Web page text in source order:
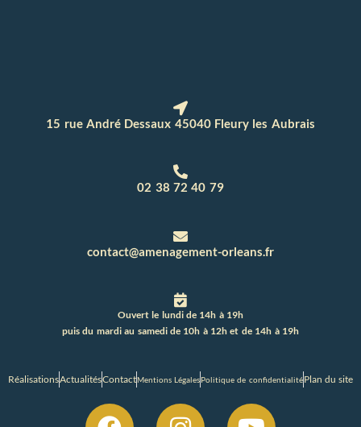
15 rue André Dessaux 45040 Fleury les Aubrais
02 38 72 40 79
contact@amenagement-orleans.fr
Ouvert le lundi de 14h à 19h
puis du mardi au samedi de 10h à 12h et de 14h à 19h
RéalisationsActualitésContactMentions LégalesPolitique de confidentialitéPlan du site